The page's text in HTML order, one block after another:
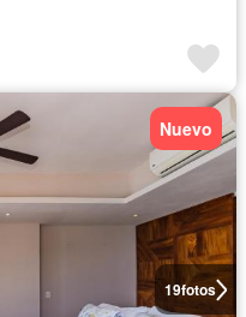
19fotos
Nuevo